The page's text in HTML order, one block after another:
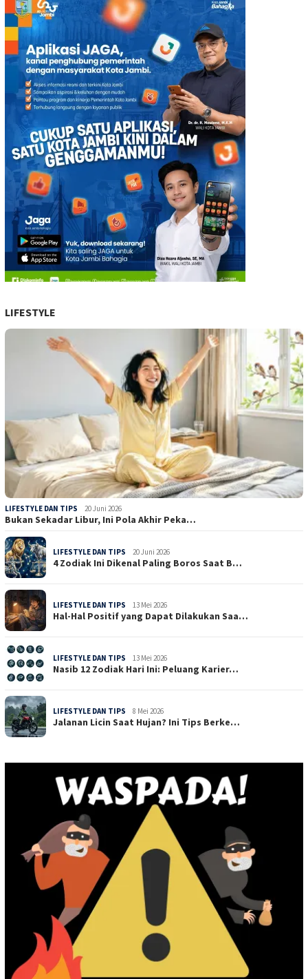
LIFESTYLE
LIFESTYLE DAN TIPS 20 Juni 2026
Bukan Sekadar Libur, Ini Pola Akhir Peka…
LIFESTYLE DAN TIPS 20 Juni 2026
4 Zodiak Ini Dikenal Paling Boros Saat B…
LIFESTYLE DAN TIPS 13 Mei 2026
Hal-Hal Positif yang Dapat Dilakukan Saa…
LIFESTYLE DAN TIPS 13 Mei 2026
Nasib 12 Zodiak Hari Ini: Peluang Karier…
LIFESTYLE DAN TIPS 8 Mei 2026
Jalanan Licin Saat Hujan? Ini Tips Berke…